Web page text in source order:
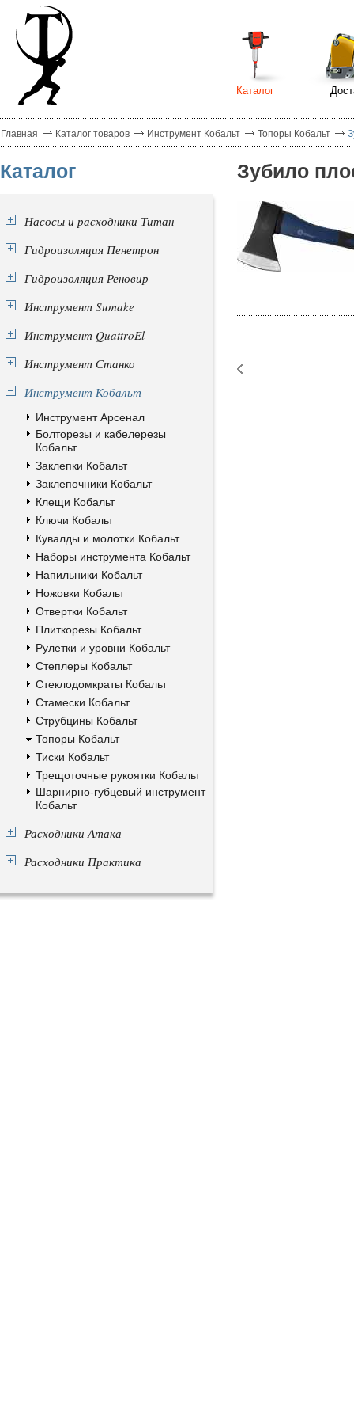
Каталог
Главная Каталог товаров Инструмент Кобальт Топоры Кобальт
Каталог
Насосы и расходники Титан
Гидроизоляция Пенетрон
Гидроизоляция Реновир
Инструмент Sumake
Инструмент QuattroEl
Инструмент Станко
Инструмент Кобальт
Инструмент Арсенал
Болторезы и кабелерезы
Кобальт
Заклепки Кобальт
Заклепочники Кобальт
Клещи Кобальт
Ключи Кобальт
Кувалды и молотки Кобальт
Наборы инструмента Кобальт
Напильники Кобальт
Ножовки Кобальт
Отвертки Кобальт
Плиткорезы Кобальт
Рулетки и уровни Кобальт
Степлеры Кобальт
Стеклодомкраты Кобальт
Стамески Кобальт
Струбцины Кобальт
Топоры Кобальт
Тиски Кобальт
Трещоточные рукоятки Кобальт
Шарнирно-губцевый инструмент
Кобальт
Расходники Атака
Расходники Практика
Зубило